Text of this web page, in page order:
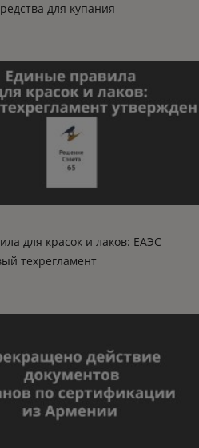
для купания
для красок и лаков: ЕАЭС
техрегламент